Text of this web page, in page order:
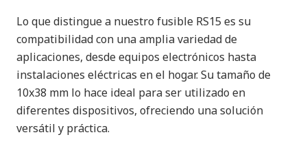
Lo que distingue a nuestro fusible RS15 es su
compatibilidad con una amplia variedad de
aplicaciones, desde equipos electrónicos hasta
instalaciones eléctricas en el hogar. Su tamaño de
10x38 mm lo hace ideal para ser utilizado en
diferentes dispositivos, ofreciendo una solución
versátil y práctica.